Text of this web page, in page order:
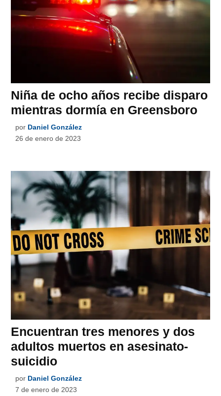
Niña de ocho años recibe disparo
mientras dormía en Greensboro
por Daniel González
26 de enero de 2023
Encuentran tres menores y dos
adultos muertos en asesinato-
suicidio
por Daniel González
7 de enero de 2023